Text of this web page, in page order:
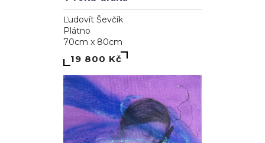
Ľudovít Ševčík
Plátno
70cm x 80cm
19 800 Kč